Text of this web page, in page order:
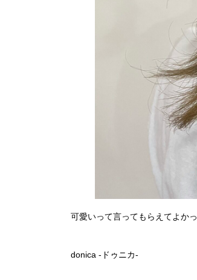
可愛いって言ってもらえてよかっ
donica -ドゥニカ-